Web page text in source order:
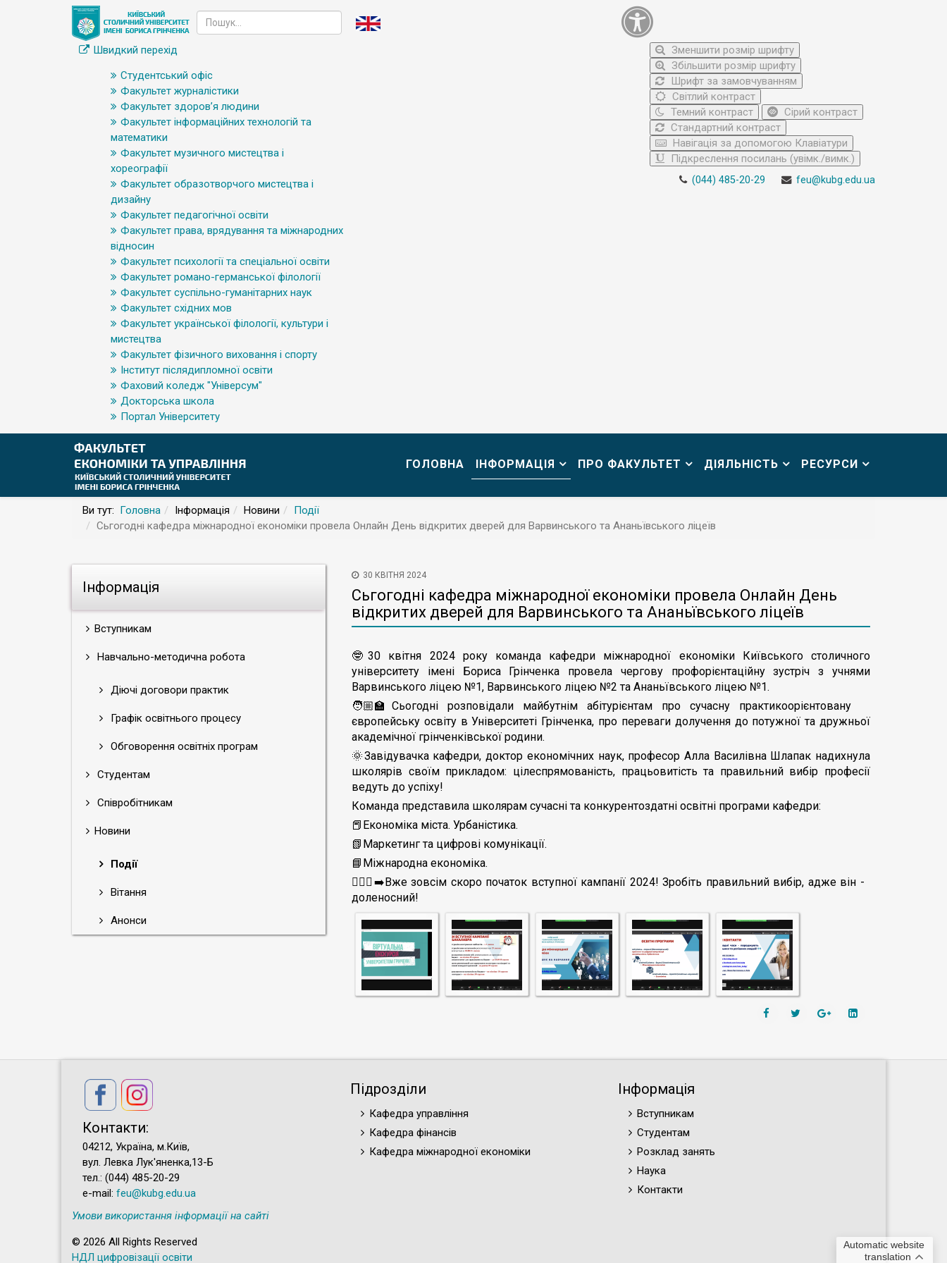
Швидкий перехід
Студентський офіс
Факультет журналістики
Факультет здоров’я людини
Факультет інформаційних технологій та
математики
Факультет музичного мистецтва і
хореографії
Факультет образотворчого мистецтва і
дизайну
Факультет педагогічної освіти
Факультет права, врядування та міжнародних
відносин
Факультет психології та спеціальної освіти
Факультет романо-германської філології
Факультет суспільно-гуманітарних наук
Факультет східних мов
Факультет української філології, культури і
мистецтва
Факультет фізичного виховання і спорту
Інститут післядипломної освіти
Фаховий коледж "Універсум"
Докторська школа
Портал Університету
Зменшити розмір шрифту
Збільшити розмір шрифту
Шрифт за замовчуванням
Світлий контраст
Темний контраст
Сірий контраст
Стандартний контраст
Навігація за допомогою Клавіатури
Підкреслення посилань (увімк./вимк.)
(044) 485-20-29 feu@kubg.edu.ua
ГОЛОВНА ІНФОРМАЦІЯ ПРО ФАКУЛЬТЕТ ДІЯЛЬНІСТЬ РЕСУРСИ
Ви тут: Головна Інформація Новини
Події
Сьгогодні кафедра міжнародної економіки провела Онлайн День відкритих дверей для Варвинського та Ананьївського ліцеїв
Інформація
Вступникам
Навчально-методична робота
Діючі договори практик
Графік освітнього процесу
Обговорення освітніх програм
Студентам
Співробітникам
Новини
Події
Вітання
Анонси
30 КВІТНЯ 2024
Сьгогодні кафедра міжнародної економіки провела Онлайн День
відкритих дверей для Варвинського та Ананьївського ліцеїв
🤓30 квітня 2024 року команда кафедри міжнародної економіки Київського столичного
університету імені Бориса Грінченка провела чергову профорієнтаційну зустріч з учнями
Варвинського ліцею №1, Варвинського ліцею №2 та Ананьївського ліцею №1.
🧑🏼‍🏫Сьогодні розповідали майбутнім абітурієнтам про сучасну практикоорієнтовану
європейську освіту в Університеті Грінченка, про переваги долучення до потужної та дружньої
академічної грінченківської родини.
🌞Завідувачка кафедри, доктор економічних наук, професор Алла Василівна Шлапак надихнула
школярів своїм прикладом: цілеспрямованість, працьовитість та правильний вибір професії
ведуть до успіху!
Команда представила школярам сучасні та конкурентоздатні освітні програми кафедри:
📕Економіка міста. Урбаністика.
📗Маркетинг та цифрові комунікації.
📘Міжнародна економіка.
🏃🏼‍♀️‍➡️Вже зовсім скоро початок вступної кампанії 2024! Зробіть правильний вибір, адже він -
доленосний!
Automatic website
translation
Контакти:
04212, Україна, м.Київ,
вул. Левка Лук'яненка,13-Б
тел.: (044) 485-20-29
e-mail: feu@kubg.edu.ua
Підрозділи
Кафедра управління
Кафедра фінансів
Кафедра міжнародної економіки
Інформація
Вступникам
Студентам
Розклад занять
Наука
Контакти
Умови використання інформації на сайті
© 2026 All Rights Reserved
НДЛ цифровізації освіти